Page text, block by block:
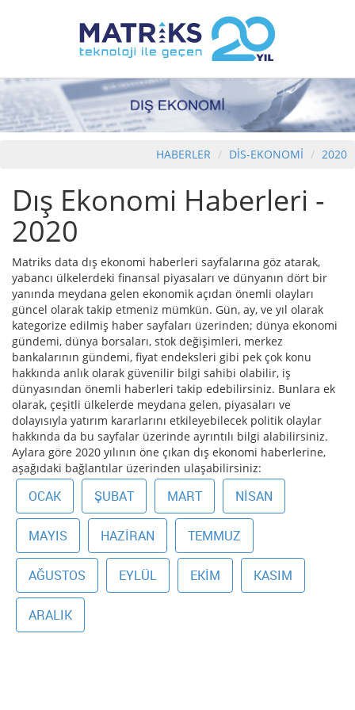
HABERLER DİS-EKONOMİ 2020
Dış Ekonomi Haberleri -
2020
Matriks data dış ekonomi haberleri sayfalarına göz atarak,
yabancı ülkelerdeki finansal piyasaları ve dünyanın dört bir
yanında meydana gelen ekonomik açıdan önemli olayları
güncel olarak takip etmeniz mümkün. Gün, ay, ve yıl olarak
kategorize edilmiş haber sayfaları üzerinden; dünya ekonomi
gündemi, dünya borsaları, stok değişimleri, merkez
bankalarının gündemi, fiyat endeksleri gibi pek çok konu
hakkında anlık olarak güvenilir bilgi sahibi olabilir, iş
dünyasından önemli haberleri takip edebilirsiniz. Bunlara ek
olarak, çeşitli ülkelerde meydana gelen, piyasaları ve
dolayısıyla yatırım kararlarını etkileyebilecek politik olaylar
hakkında da bu sayfalar üzerinde ayrıntılı bilgi alabilirsiniz.
Aylara göre 2020 yılının öne çıkan dış ekonomi haberlerine,
aşağıdaki bağlantılar üzerinden ulaşabilirsiniz:
OCAK ŞUBAT MART NISAN
MAYIS HAZIRAN TEMMUZ
AĞUSTOS EYLÜL EKIM KASIM
ARALIK